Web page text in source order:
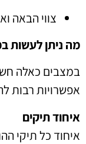
צווי הבאה
מה ניתן לעשות
במצבים כאלה
אפשרויות רבות
איחוד תיקים
איחוד כל תיקי